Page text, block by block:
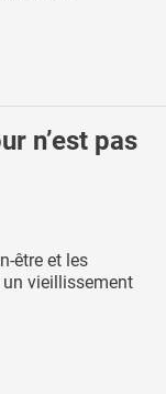
n’est pas
être et les
vieillissement